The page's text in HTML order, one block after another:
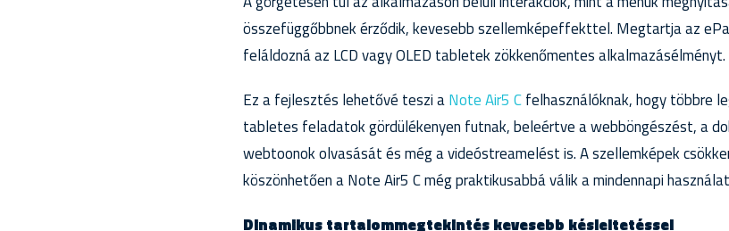
összefüggőbbnek érződik, kevesebb szellemképeffekttel. Megtartja az
feláldozná az LCD vagy OLED tabletek zökkenőmentes alkalmazásélményt.
Ez a fejlesztés lehetővé teszi aNote Air5 Cfelhasználóknak, hogy többre
tabletes feladatok gördülékenyen futnak, beleértve a webböngészést, a
webtoonok olvasását és még a videóstreamelést is. A szellemképek
köszönhetően a Note Air5 C még praktikusabbá válik a mindennapi
Dinamikus tartalommegtekintés kevesebb késleltetéssel